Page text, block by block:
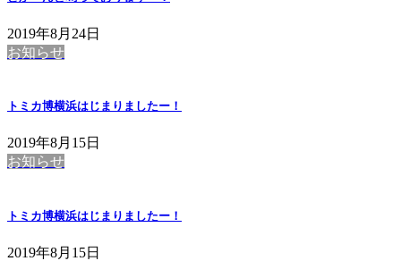
2019年8月24日
お知らせ
トミカ博横浜はじまりましたー！
2019年8月15日
お知らせ
トミカ博横浜はじまりましたー！
2019年8月15日